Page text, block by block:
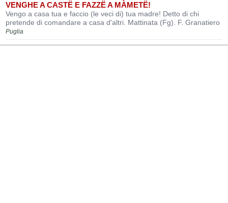
VENGHE A CASTË E FAZZË A MÀMETË!
Vengo a casa tua e faccio (le veci di) tua madre! Detto di chi
pretende di comandare a casa d'altri. Mattinata (Fg). F. Granatiero
Puglia